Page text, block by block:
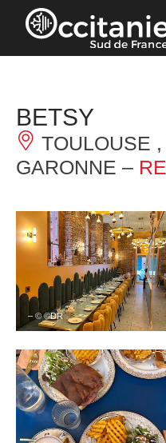
Panneau de gestion des
BETSY
TOULOUSE
GARONNE –
– © ©DR